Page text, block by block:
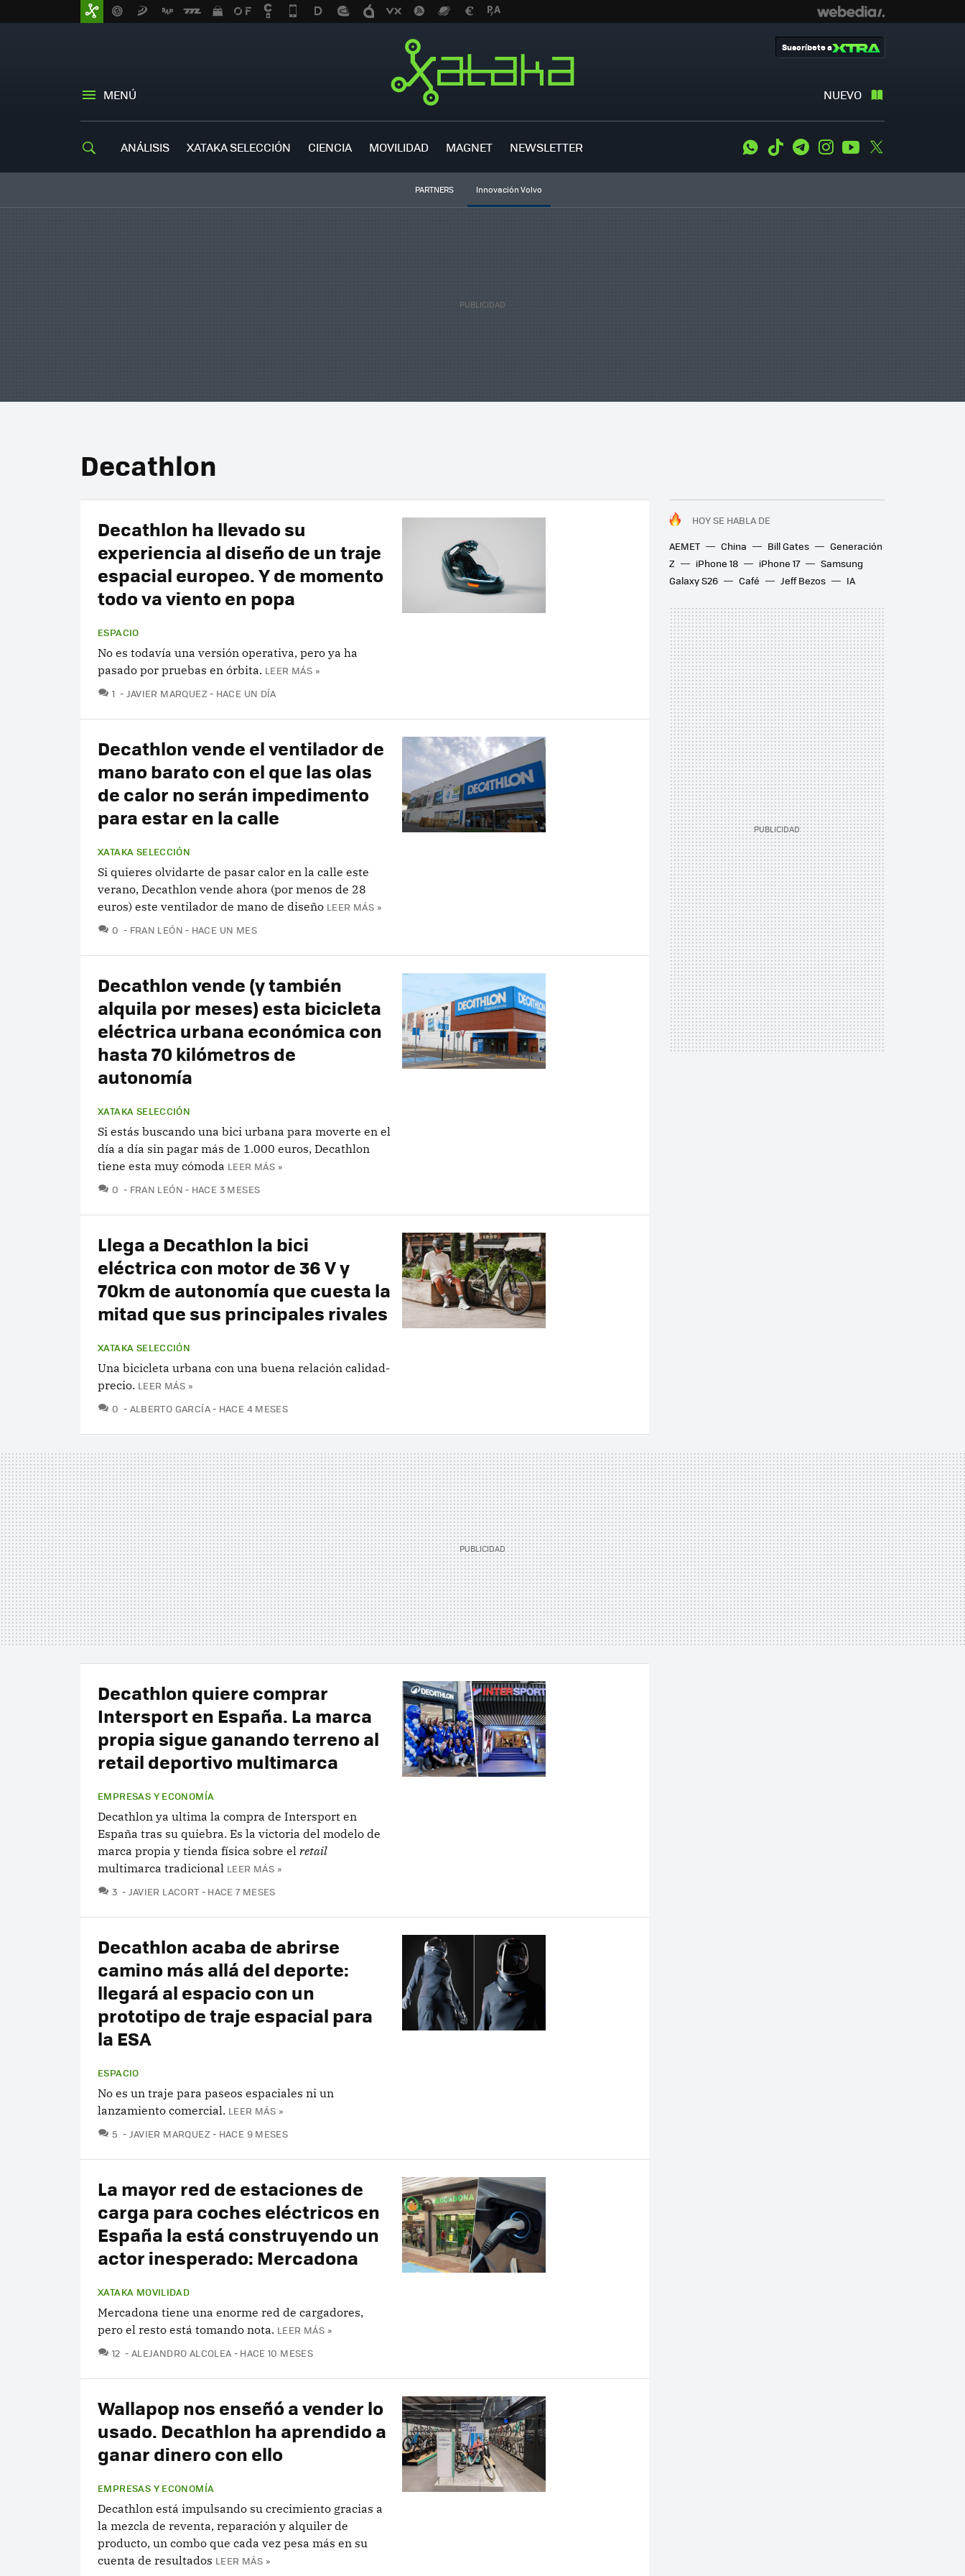
MENÚ NUEVO
Suscríbete a
ANÁLISIS XATAKA SELECCIÓN CIENCIA MOVILIDAD MAGNET NEWSLETTER WhatsApp
Tiktok TelegramInstagramYoutube
PARTNERS Innovación Volvo
Decathlon
HOY SE HABLA DE
AEMET
China Bill Gates
Generación
Z
iPhone 18 iPhone 17
Samsung
Galaxy S26
Café Jeff Bezos IA
Decathlon ha llevado su
experiencia al diseño de un traje
espacial europeo. Y de momento
todo va viento en popa
ESPACIO
No es todavía una versión operativa, pero ya ha
pasado por pruebas en órbita. LEER MÁS »
1 COMENTARIOS
JAVIER MARQUEZ HACE UN DÍA
Decathlon vende el ventilador de
mano barato con el que las olas
de calor no serán impedimento
para estar en la calle
XATAKA SELECCIÓN
Si quieres olvidarte de pasar calor en la calle este
verano, Decathlon vende ahora (por menos de 28
euros) este ventilador de mano de diseño LEER MÁS »
0 COMENTARIOS
FRAN LEÓN HACE UN MES
Decathlon vende (y también
alquila por meses) esta bicicleta
eléctrica urbana económica con
hasta 70 kilómetros de
autonomía
XATAKA SELECCIÓN
Si estás buscando una bici urbana para moverte en el
día a día sin pagar más de 1.000 euros, Decathlon
tiene esta muy cómoda LEER MÁS »
0 COMENTARIOS
FRAN LEÓN HACE 3 MESES
Llega a Decathlon la bici
eléctrica con motor de 36 V y
70km de autonomía que cuesta la
mitad que sus principales rivales
XATAKA SELECCIÓN
Una bicicleta urbana con una buena relación calidad-
precio. LEER MÁS »
0 COMENTARIOS
ALBERTO GARCÍA HACE 4 MESES
Decathlon quiere comprar
Intersport en España. La marca
propia sigue ganando terreno al
retail deportivo multimarca
EMPRESAS Y ECONOMÍA
Decathlon ya ultima la compra de Intersport en
España tras su quiebra. Es la victoria del modelo de
marca propia y tienda física sobre el retail
multimarca tradicional LEER MÁS »
3 COMENTARIOS
JAVIER LACORT HACE 7 MESES
Decathlon acaba de abrirse
camino más allá del deporte:
llegará al espacio con un
prototipo de traje espacial para
la ESA
ESPACIO
No es un traje para paseos espaciales ni un
lanzamiento comercial. LEER MÁS »
5 COMENTARIOS
JAVIER MARQUEZ HACE 9 MESES
La mayor red de estaciones de
carga para coches eléctricos en
España la está construyendo un
actor inesperado: Mercadona
XATAKA MOVILIDAD
Mercadona tiene una enorme red de cargadores,
pero el resto está tomando nota. LEER MÁS »
12 COMENTARIOS
ALEJANDRO ALCOLEA HACE 10 MESES
Wallapop nos enseñó a vender lo
usado. Decathlon ha aprendido a
ganar dinero con ello
EMPRESAS Y ECONOMÍA
Decathlon está impulsando su crecimiento gracias a
la mezcla de reventa, reparación y alquiler de
producto, un combo que cada vez pesa más en su
cuenta de resultados LEER MÁS »